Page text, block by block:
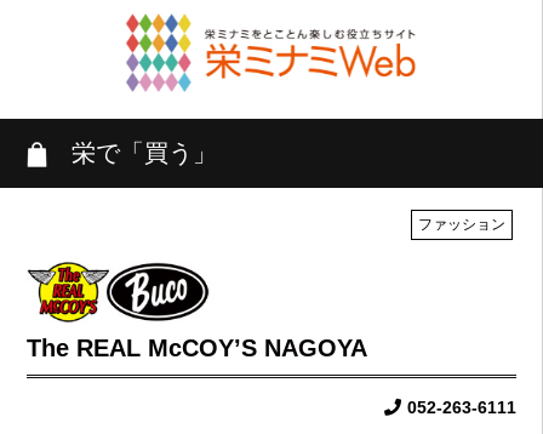
栄で「買う」
ファッション
The REAL McCOY’S NAGOYA
052-263-6111